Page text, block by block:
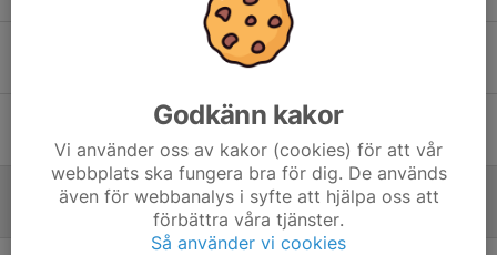
Öppna träningar v26
17 jun, 16:27
Avgiftsfria fotbollsskolor, platser kvar på IP v26
7 jun, 11:28
Godkänn kakor
Vi använder oss av kakor (cookies) för att vår
webbplats ska fungera bra för dig. De används
även för webbanalys i syfte att hjälpa oss att
förbättra våra tjänster.
Så använder vi cookies